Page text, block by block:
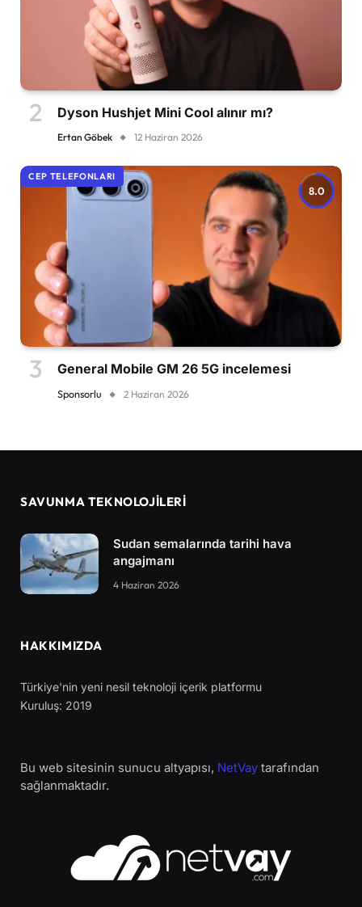
Dyson Hushjet Mini Cool alınır mı?
Ertan Göbek 12 Haziran 2026
8.0
CEP TELEFONLARI
General Mobile GM 26 5G incelemesi
Sponsorlu 2 Haziran 2026
SAVUNMA TEKNOLOJİLERİ
Sudan semalarında tarihi hava
angajmanı
4 Haziran 2026
HAKKIMIZDA
Türkiye'nin yeni nesil teknoloji içerik platformu
Kuruluş: 2019
Bu web sitesinin sunucu altyapısı, NetVay tarafından
sağlanmaktadır.